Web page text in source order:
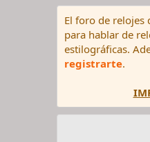
El foro de relojes
para hablar de
estilográficas.
registrarte.